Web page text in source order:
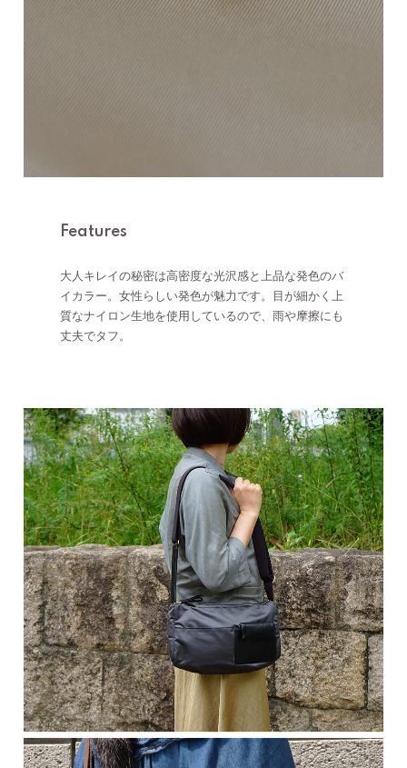
Features
大人キレイの秘密は高密度な光沢感と上品な発色のバ
イカラー。女性らしい発色が魅力です。目が細かく上
質なナイロン生地を使用しているので、雨や摩擦にも
丈夫でタフ。